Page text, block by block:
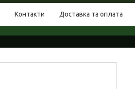
Контакти Доставка та оплата